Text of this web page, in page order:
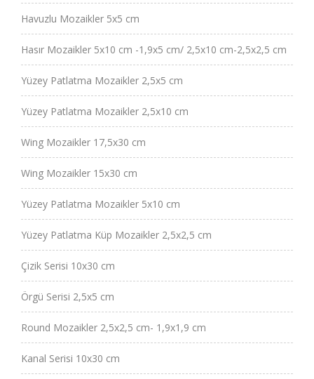
Havuzlu Mozaikler 5x5 cm
Hasır Mozaikler 5x10 cm -1,9x5 cm/ 2,5x10 cm-2,5x2,5 cm
Yüzey Patlatma Mozaikler 2,5x5 cm
Yüzey Patlatma Mozaikler 2,5x10 cm
Wing Mozaikler 17,5x30 cm
Wing Mozaikler 15x30 cm
Yüzey Patlatma Mozaikler 5x10 cm
Yüzey Patlatma Küp Mozaikler 2,5x2,5 cm
Çizik Serisi 10x30 cm
Örgü Serisi 2,5x5 cm
Round Mozaikler 2,5x2,5 cm- 1,9x1,9 cm
Kanal Serisi 10x30 cm